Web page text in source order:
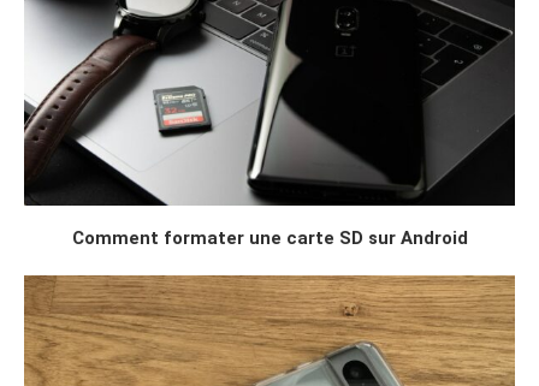
Comment formater une carte SD sur Android